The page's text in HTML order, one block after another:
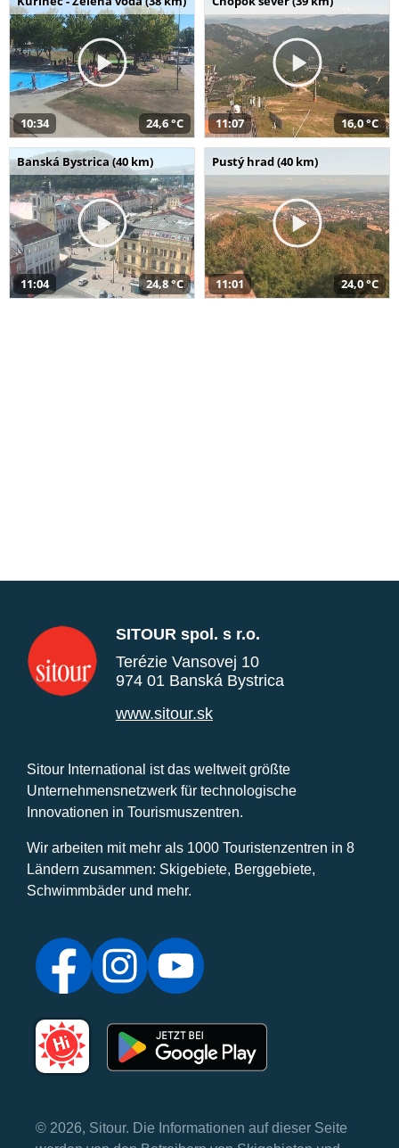
10:34 24,6 °C 11:07 16,0 °C
Banská Bystrica (40 km)
11:04 24,8 °C
Pustý hrad (40 km)
11:01 24,0 °C
SITOUR spol. s r.o.
Terézie Vansovej 10
974 01 Banská Bystrica
www.sitour.sk
Sitour International ist das weltweit größte
Unternehmensnetzwerk für technologische
Innovationen in Tourismuszentren.
Wir arbeiten mit mehr als 1000 Touristenzentren in 8
Ländern zusammen: Skigebiete, Berggebiete,
Schwimmbäder und mehr.
© 2026, Sitour. Die Informationen auf dieser Seite